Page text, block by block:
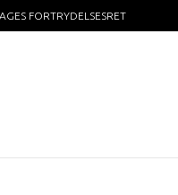
FORTRYDELSESRET